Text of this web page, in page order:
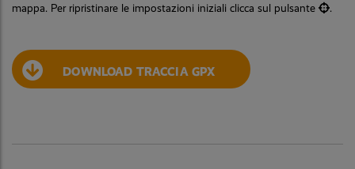
mappa. Per ripristinare le impostazioni iniziali clicca sul pulsante
.
DOWNLOAD TRACCIA GPX